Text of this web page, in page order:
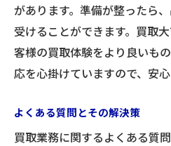
専門性を活かした商
定
特殊品の買取にも対
多様なニーズに応え
現金化までのステップ
があります。準備が整ったら
受けることができます。買取
客様の買取体験をより良いも
応を心掛けていますので、安
よくある質問とその解決策
買取業務に関するよくある質